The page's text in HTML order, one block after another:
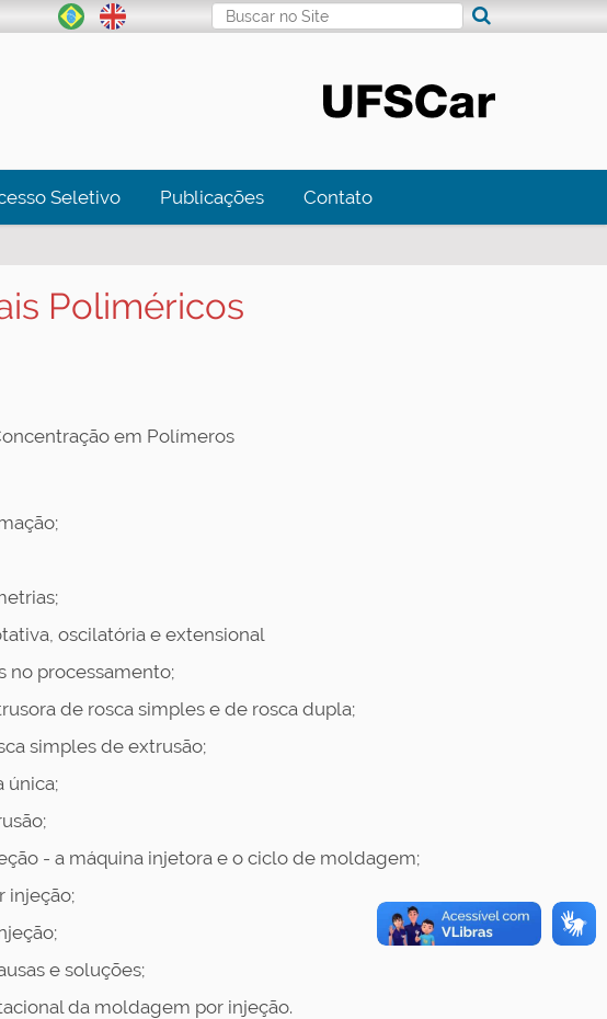
Busca
Seletivo Publicações Contato
Poliméricos
em Polímeros
oscilatória e extensional
no processamento;
de rosca simples e de rosca dupla;
simples de extrusão;
única;
- a máquina injetora e o ciclo de moldagem;
injeção;
e soluções;
da moldagem por injeção.